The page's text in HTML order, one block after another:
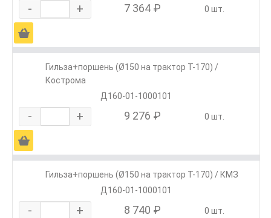
- + 7 364 ₽ 0 шт.
Ä
Гильза+поршень (Ø150 на трактор Т-170) /
Кострома
Д160-01-1000101
- + 9 276 ₽ 0 шт.
Ä
Гильза+поршень (Ø150 на трактор Т-170) / КМЗ
Д160-01-1000101
- + 8 740 ₽ 0 шт.